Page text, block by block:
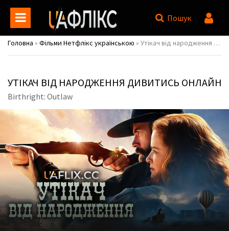
Пошук
Головна » Фільми Нетфлікс українською » Утікач від народження / Birthright: Outlaw
УТІКАЧ ВІД НАРОДЖЕННЯ ДИВИТИСЬ ОНЛАЙН
Birthright: Outlaw